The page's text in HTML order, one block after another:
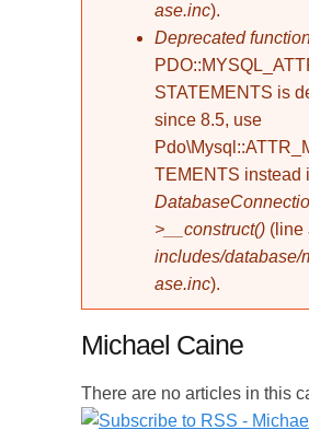
ase.inc).
Deprecated
STATEMENTS is
since 8.5, use
TEMENTS instead
>__construct() (line
includes/database/
ase.inc).
Michael Caine
There are no articles in this